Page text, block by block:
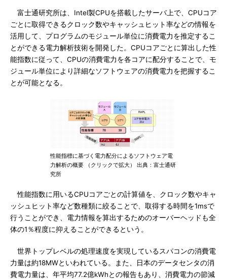
富士通研究所は、Intel製CPUを搭載したサーバ上で、CPUコア
ごとに取得できるクロック数やキャッシュヒット率などの情報を
活用して、プログラムのモジュール単位に消費電力を推定するこ
とができる電力解析技術を開発した。CPUコアごとに算出した性
能指数に従って、CPUの消費電力を各コアに配分することで、モ
ジュール単位により詳細なソフトウェアの消費電力を把握するこ
とが可能となる。
性能指標に基づく電力配分によるソフトウェア電
力解析の概要 （クリックで拡大） 出典：富士通研
究所
性能指数に用いるCPUコアごとの計算値を、クロック数やキャ
ッシュヒット率など数種類に絞ることで、取得する時間を1msで
行うことができ、電力情報を算出するためのオーバーヘッドも全
体の1％程度に抑えることができるという。
世界トップレベルの処理速度を実現しているスパコンの消費電
力量は約18MWといわれている。また、日本のデータセンタの消
費電力量は、年平均77.2億kWhとの報告もあり、消費電力の節減